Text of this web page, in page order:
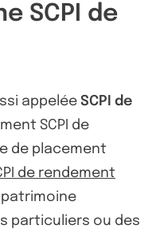
SCPI de
appelée SCPI de
SCPI de
de placement
de rendement
particuliers ou des